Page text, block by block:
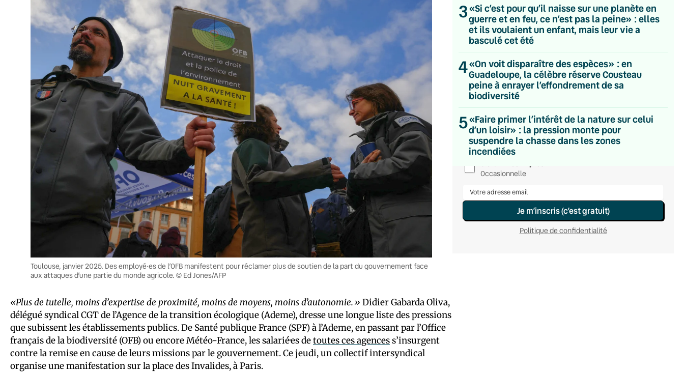
Toulouse, janvier 2025. Des employé·es de l’OFB manifestent pour réclamer plus de soutien de la part du gouvernement face
aux attaques d’une partie du monde agricole. © Ed Jones/AFP
«Plus de tutelle, moins d’expertise de proximité, moins de moyens, moins d’autonomie.» Didier Gabarda Oliva,
délégué syndical CGT de l’Agence de la transition écologique (Ademe), dresse une longue liste des pressions
que subissent les établissements publics. De Santé publique France (SPF) à l’Ademe, en passant par l’Office
français de la biodiversité (OFB) ou encore Météo-France, les salarié·es detoutes ces agencess’insurgent
contre la remise en cause de leurs missions par le gouvernement. Ce jeudi, un collectif intersyndical
organise une manifestation sur la place des Invalides, à Paris.
3«Si c’est pour qu’il naisse sur une planète en
guerre et en feu, ce n’est pas la peine» : elles
et ils voulaient un enfant, mais leur vie a
basculé cet été
4«On voit disparaître des espèces» : en
Guadeloupe, la célèbre réserve Cousteau
peine à enrayer l’effondrement de sa
biodiversité
5«Faire primer l’intérêt de la nature sur celui
d’un loisir» : la pression monte pour
suspendre la chasse dans les zones
incendiées
💌 Inscrivez-vous à nos newsletters
Du lundi au vendredi
Hebdomadaire
Le samedi
Chaleurs Actuelles
Une fois par mois
Occasionnelle
Je m’inscris (c’est gratuit)
Politique de confidentialité